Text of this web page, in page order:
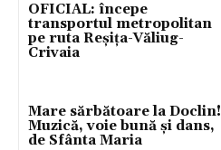
OFICIAL: începe
transportul metropolitan
pe ruta Reșița-Văliug-
Crivaia
Mare sărbătoare la Doclin!
Muzică, voie bună și dans,
de Sfânta Maria